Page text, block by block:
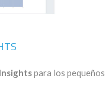
para los pequeños